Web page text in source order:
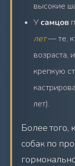
высокие
Усамцов
лет— те,
возраста,
крепкую
лет).
Более того,
собак по